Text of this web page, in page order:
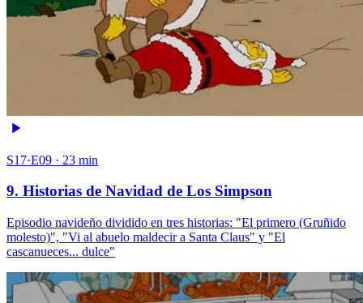
S17·E09 · 23 min
9. Historias de Navidad de Los Simpson
Episodio navideño dividido en tres historias: "El primero (Gruñido
molesto)", "Vi al abuelo maldecir a Santa Claus" y "El
cascanueces... dulce"